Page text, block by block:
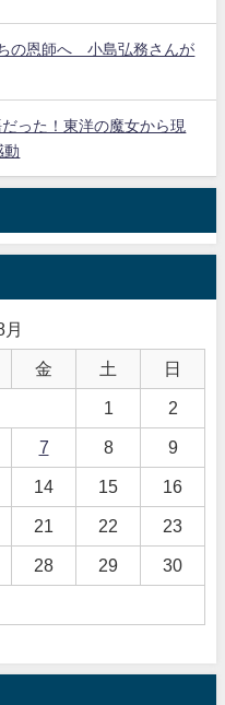
の恩師へ 小島弘務さんが
った！東洋の魔女から現
動
金 土 日
1 2
7 8 9
14 15 16
21 22 23
28 29 30